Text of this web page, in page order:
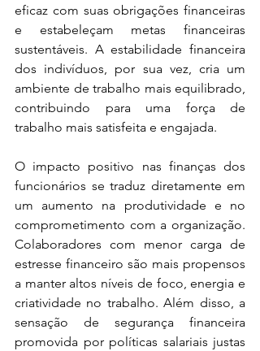
eficaz com suas obrigações financeiras
e estabeleçam metas financeiras
sustentáveis. A estabilidade financeira
dos indivíduos, por sua vez, cria um
ambiente de trabalho mais equilibrado,
contribuindo para uma força de
trabalho mais satisfeita e engajada.
O impacto positivo nas finanças dos
funcionários se traduz diretamente em
um aumento na produtividade e no
comprometimento com a organização.
Colaboradores com menor carga de
estresse financeiro são mais propensos
a manter altos níveis de foco, energia e
criatividade no trabalho. Além disso, a
sensação de segurança financeira
promovida por políticas salariais justas